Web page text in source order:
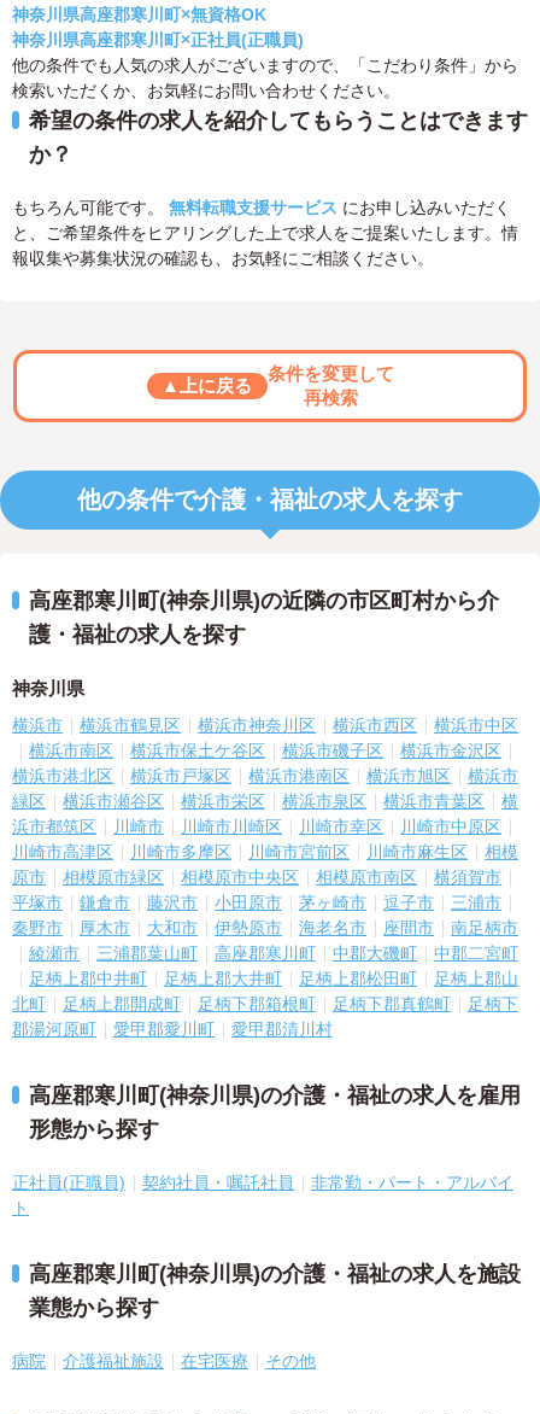
神奈川県高座郡寒川町×無資格OK
神奈川県高座郡寒川町×正社員(正職員)
他の条件でも人気の求人がございますので、「こだわり条件」から
検索いただくか、お気軽にお問い合わせください。
希望の条件の求人を紹介してもらうことはできます
か？
もちろん可能です。 無料転職支援サービス にお申し込みいただく
と、ご希望条件をヒアリングした上で求人をご提案いたします。情
報収集や募集状況の確認も、お気軽にご相談ください。
▲上に戻る
条件を変更して
再検索
他の条件で介護・福祉の求人を探す
高座郡寒川町(神奈川県)の近隣の市区町村から介
護・福祉の求人を探す
神奈川県
横浜市 横浜市鶴見区 横浜市神奈川区 横浜市西区
横浜市中区
横浜市南区
横浜市保土ケ谷区 横浜市磯子区
横浜市金沢区
横浜市港北区
横浜市戸塚区 横浜市港南区 横浜市旭区
横浜市
緑区
横浜市瀬谷区 横浜市栄区 横浜市泉区 横浜市青葉区
横
浜市都筑区
川崎市 川崎市川崎区 川崎市幸区
川崎市中原区
川崎市高津区
川崎市多摩区 川崎市宮前区 川崎市麻生区
相模
原市
相模原市緑区 相模原市中央区 相模原市南区
横須賀市
平塚市
鎌倉市 藤沢市 小田原市 茅ヶ崎市 逗子市
三浦市
秦野市
厚木市 大和市 伊勢原市 海老名市 座間市
南足柄市
綾瀬市
三浦郡葉山町 高座郡寒川町 中郡大磯町
中郡二宮町
足柄上郡中井町
足柄上郡大井町 足柄上郡松田町
足柄上郡山
北町
足柄上郡開成町 足柄下郡箱根町 足柄下郡真鶴町
足柄下
郡湯河原町
愛甲郡愛川町 愛甲郡清川村
高座郡寒川町(神奈川県)の介護・福祉の求人を雇用
形態から探す
正社員(正職員) 契約社員・嘱託社員
非常勤・パート・アルバイ
ト
高座郡寒川町(神奈川県)の介護・福祉の求人を施設
業態から探す
病院 介護福祉施設 在宅医療 その他